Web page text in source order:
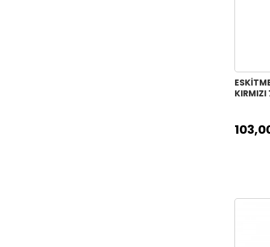
KIRMIZI